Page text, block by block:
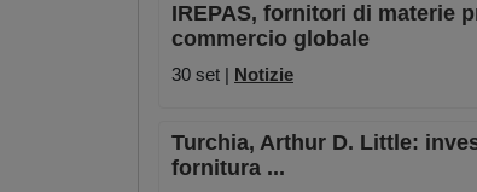
IREPAS, fornitori di materie
commercio globale
30 set | Notizie
Turchia, Arthur D. Little:
fornitura ...